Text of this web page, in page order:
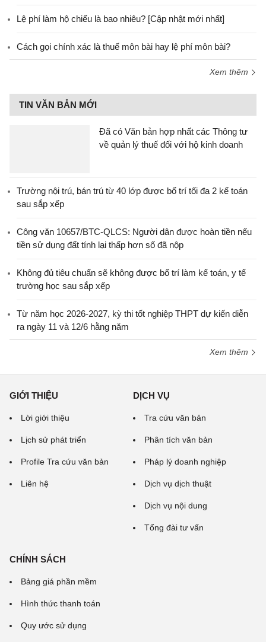
Lệ phí làm hộ chiếu là bao nhiêu? [Cập nhật mới nhất]
Cách gọi chính xác là thuế môn bài hay lệ phí môn bài?
Xem thêm
TIN VĂN BẢN MỚI
Đã có Văn bản hợp nhất các Thông tư
về quản lý thuế đối với hộ kinh doanh
Trường nội trú, bán trú từ 40 lớp được bố trí tối đa 2 kế toán
sau sắp xếp
Công văn 10657/BTC-QLCS: Người dân được hoàn tiền nếu
tiền sử dụng đất tính lại thấp hơn số đã nộp
Không đủ tiêu chuẩn sẽ không được bố trí làm kế toán, y tế
trường học sau sắp xếp
Từ năm học 2026-2027, kỳ thi tốt nghiệp THPT dự kiến diễn
ra ngày 11 và 12/6 hằng năm
Xem thêm
GIỚI THIỆU
Lời giới thiệu
Lịch sử phát triển
Profile Tra cứu văn bản
Liên hệ
DỊCH VỤ
Tra cứu văn bản
Phân tích văn bản
Pháp lý doanh nghiệp
Dịch vụ dịch thuật
Dịch vụ nội dung
Tổng đài tư vấn
CHÍNH SÁCH
Bảng giá phần mềm
Hình thức thanh toán
Quy ước sử dụng